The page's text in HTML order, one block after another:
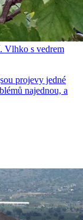
Vlhko s vedrem
projevy jedné
najednou, a